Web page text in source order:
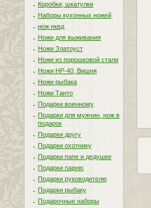
Коробки, шкатулки
Наборы кухонных ножей
нож нквд
Ножи для выживания
Ножи Златоуст
Ножи из порошковой стали
Ножи НР-40, Вишня
Ножи рыбака
Ножи Танто
Подарки военному
Подарки для мужчин, нож в
подарок
Подарки другу
Подарки охотнику
Подарки папе и дедушке
Подарки парню
Подарки руководителю
Подарки рыбаку
Подарочные наборы